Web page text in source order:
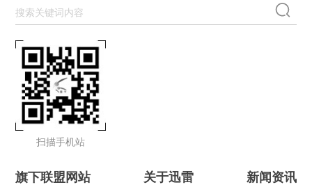
扫描手机站
旗下联盟网站 关于迅雷 新闻资讯